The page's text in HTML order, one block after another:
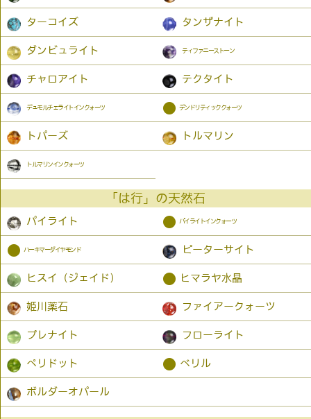
ターコイズ タンザナイト
ダンビュライト ティファニーストーン
チャロアイト テクタイト
デュモルチェライトインクォーツ ● デンドリティッククォーツ
トパーズ トルマリン
トルマリンインクォーツ
「は行」の天然石
パイライト ● パイライトインクォーツ
● ハーキマーダイヤモンド ピーターサイト
ヒスイ（ジェイド） ● ヒマラヤ水晶
姫川薬石 ファイアークォーツ
プレナイト フローライト
ペリドット ● ベリル
ボルダーオパール